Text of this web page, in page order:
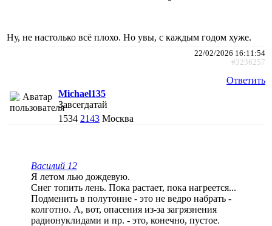
Ну, не настолько всё плохо. Но увы, с каждым годом хуже.
22/02/2026 16:11:54
#3236257
Ответить
Michael135
Завсегдатай
1534 2143 Москва
Василий 12
Я летом лью дождевую.
Снег топить лень. Пока растает, пока нагреется...
Подменить в полутонне - это не ведро набрать -
колготно. А, вот, опасения из-за загрязнения
радионуклидами и пр. - это, конечно, пустое.